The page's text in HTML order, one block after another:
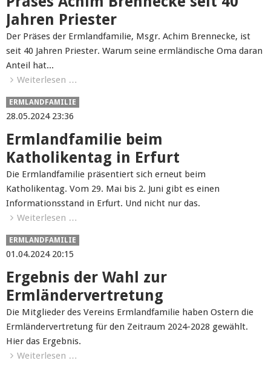
Jahren Priester
Der Präses der Ermlandfamilie, Msgr. Achim Brennecke, ist
seit 40 Jahren Priester. Warum seine ermländische Oma daran
Anteil hat...
Weiterlesen …
ERMLANDFAMILIE
28.05.2024 23:36
Ermlandfamilie beim
Katholikentag in Erfurt
Die Ermlandfamilie präsentiert sich erneut beim
Katholikentag. Vom 29. Mai bis 2. Juni gibt es einen
Informationsstand in Erfurt. Und nicht nur das.
Weiterlesen …
ERMLANDFAMILIE
01.04.2024 20:15
Ergebnis der Wahl zur
Ermländervertretung
Die Mitglieder des Vereins Ermlandfamilie haben Ostern die
Ermländervertretung für den Zeitraum 2024-2028 gewählt.
Hier das Ergebnis.
Weiterlesen …